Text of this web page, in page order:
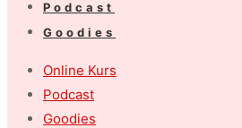
Podcast
Goodies
Online Kurs
Podcast
Goodies